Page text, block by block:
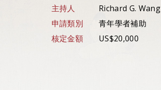
主持人
Richard G. Wang
申請類別
青年學者補助
核定金額
US$20,000